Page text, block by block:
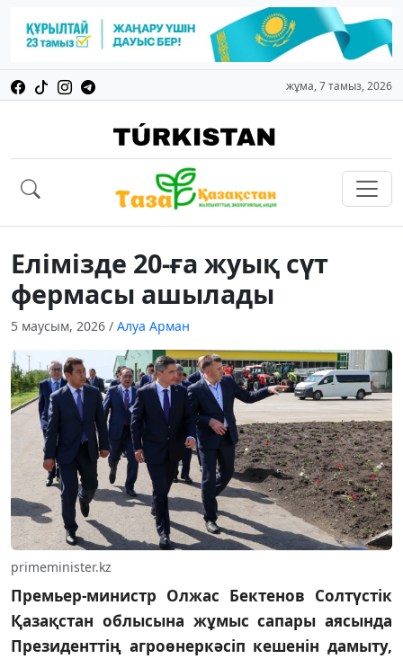
жұма, 7 тамыз, 2026
Елімізде 20-ға жуық сүт
фермасы ашылады
5 маусым, 2026 / Алуа Арман
primeminister.kz
Премьер-министр Олжас Бектенов Солтүстік
Қазақстан облысына жұмыс сапары аясында
Президенттің агроөнеркәсіп кешенін дамыту,